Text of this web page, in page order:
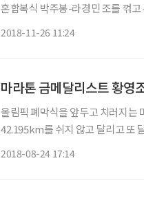
혼합복식 박주봉-라경민 조를 꺾
2018-11-26 11:24
마라톤 금메달리스트 황영
올림픽 폐막식을 앞두고 치러지는
42.195km를 쉬지 않고 달리고 또
2018-08-24 17:14